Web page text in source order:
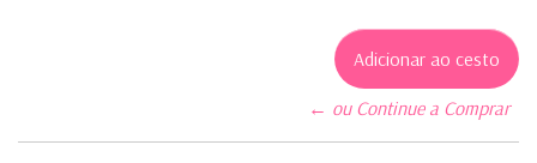
← ou Continue a Comprar